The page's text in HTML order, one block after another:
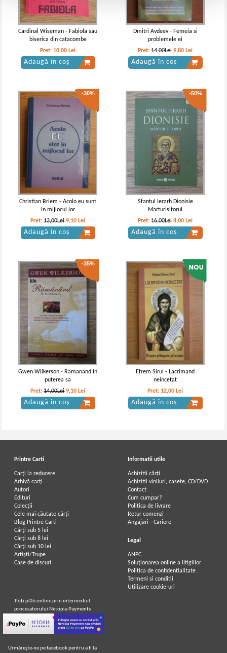
Cardinal Wiseman - Fabiola sau
biserica din catacombe
Pret: 10,00 Lei
Adaugă în coș
Dmitri Avdeev - Femeia si
problemele ei
Pret:14,00Lei 9,80 Lei
Adaugă în coș
-30%
Christian Briem - Acolo eu sunt
in mijlocul lor
Pret:13,00Lei 9,10 Lei
Adaugă în coș
-50%
Sfantul Ierarh Dionisie
Marturisitorul
Pret:16,00Lei 8,00 Lei
Adaugă în coș
-35%
Gwen Wilkerson - Ramanand in
puterea sa
Pret:14,00Lei 9,10 Lei
Adaugă în coș
Efrem Sirul - Lacrimand
neincetat
Pret: 12,00 Lei
Adaugă în coș
Printre Carti
Carți la reducere
Arhivă carți
Autori
Edituri
Colecții
Cele mai căutate cărți
Blog Printre Carti
Cărţi sub 5 lei
Cărţi sub 8 lei
Cărţi sub 10 lei
Artiști/Trupe
Case de discuri
Informatii utile
Achizitii cărți
Achizitii viniluri, casete, CD/DVD
Contact
Cum cumpar?
Politica de livrare
Retur comenzi
Angajari - Cariere
Legal
ANPC
Soluționarea online a litigiilor
Politica de confidentialitate
Termeni si conditii
Utilizare cookie-uri
Poţi plăti online prin intermediul
procesatorului Netopia Payments
Urmăreşte-ne pe facebook pentru a fi la